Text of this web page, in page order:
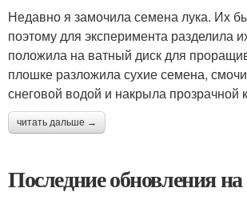
Недавно я замочила семена лука. Их
поэтому для эксперимента разделила
положила на ватный диск для
плошке разложила сухие семена,
снеговой водой и накрыла прозрачной
читать дальше →
Последние обновления на